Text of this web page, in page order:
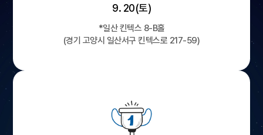
9. 20(토)
*일산 킨텍스 8-B홀
(경기 고양시 일산서구 킨텍스로 217-59)